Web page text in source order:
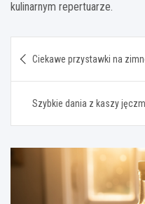
kulinarnym repertuarze.
wpisu
Ciekawe przystawki na
Szybkie dania z kaszy